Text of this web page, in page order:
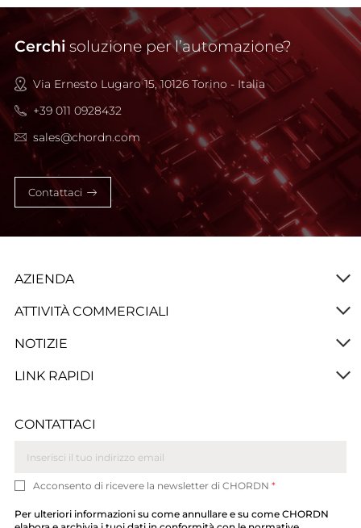
Cerchisoluzione per l’automazione?
Via Ernesto Lugaro 15, 10126 Torino - Italia
+39 011 0928432
sales@chordn.com
Contattaci
CONTATTACI
Acconsento di ricevere la newsletter di CHORDN *
Per ulteriori informazioni su come annullare e su come CHORDN
AZIENDA
ATTIVITÀ COMMERCIALI
NOTIZIE
LINK RAPIDI